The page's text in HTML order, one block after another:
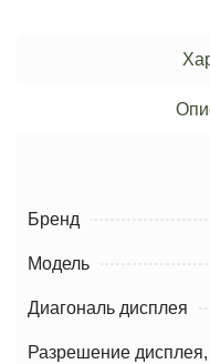
Бренд
Модель
Диагональ дисплея
Разрешение